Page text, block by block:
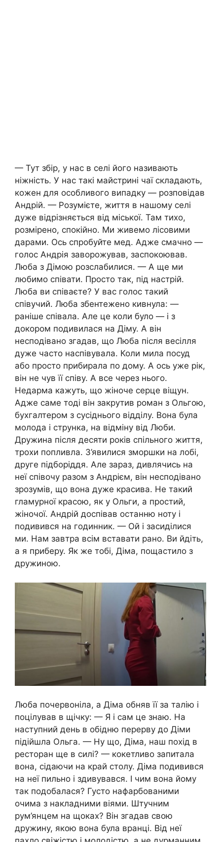
— Тут збір, у нас в селі його називають
ніжність. У нас такі майстрині чаї складають,
кожен для особливого випадку — розповідав
Андрій. — Розумієте, життя в нашому селі
дуже відрізняється від міської. Там тихо,
розмірено, спокійно. Ми живемо лісовими
дарами. Ось спробуйте мед. Адже смачно —
голос Андрія заворожував, заспокоював.
Люба з Дімою розслабилися. — А ще ми
любимо співати. Просто так, під настрій.
Люба ви співаєте? У вас голос такий
співучий. Люба збентежено кивнула: —
раніше співала. Але це коли було — і з
докором подивилася на Діму. А він
несподівано згадав, що Люба після весілля
дуже часто наспівувала. Коли мила посуд
або просто прибирала по дому. А ось уже рік,
він не чув її співу. А все через нього.
Недарма кажуть, що жіноче серце віщун.
Адже саме тоді він закрутив роман з Ольгою,
бухгалтером з сусіднього відділу. Вона була
молода і струнка, на відміну від Люби.
Дружина після десяти років спільного життя,
трохи попливла. З’явилися зморшки на лобі,
друге підборіддя. Але зараз, дивлячись на
неї співочу разом з Андрієм, він несподівано
зрозумів, що вона дуже красива. Не такий
гламурної красою, як у Ольги, а простий,
жіночої. Андрій доспівав останню ноту і
подивився на годинник. — Ой і засиділися
ми. Нам завтра всім вставати рано. Ви йдіть,
а я приберу. Як же тобі, Діма, пощастило з
дружиною.
Люба почервоніла, а Діма обняв її за талію і
поцілував в щічку: — Я і сам це знаю. На
наступний день в обідню перерву до Діми
підійшла Ольга. — Ну що, Діма, наш похід в
ресторан ще в силі? — кокетливо запитала
вона, сідаючи на край столу. Діма подивився
на неї пильно і здивувався. І чим вона йому
так подобалася? Густо нафарбованими
очима з накладними віями. Штучним
рум’янцем на щоках? Він згадав свою
дружину, якою вона була вранці. Від неї